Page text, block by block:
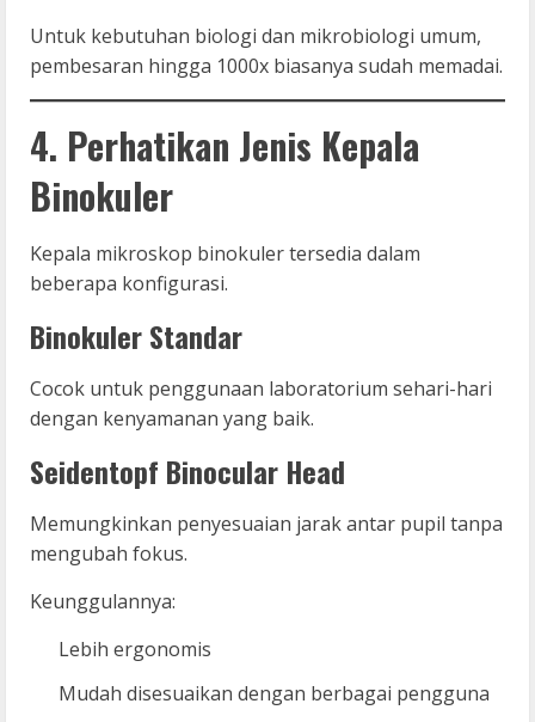
Untuk kebutuhan biologi dan mikrobiologi umum,
pembesaran hingga 1000x biasanya sudah memadai.
4. Perhatikan Jenis Kepala
Binokuler
Kepala mikroskop binokuler tersedia dalam
beberapa konfigurasi.
Binokuler Standar
Cocok untuk penggunaan laboratorium sehari-hari
dengan kenyamanan yang baik.
Seidentopf Binocular Head
Memungkinkan penyesuaian jarak antar pupil tanpa
mengubah fokus.
Keunggulannya:
Lebih ergonomis
Mudah disesuaikan dengan berbagai pengguna